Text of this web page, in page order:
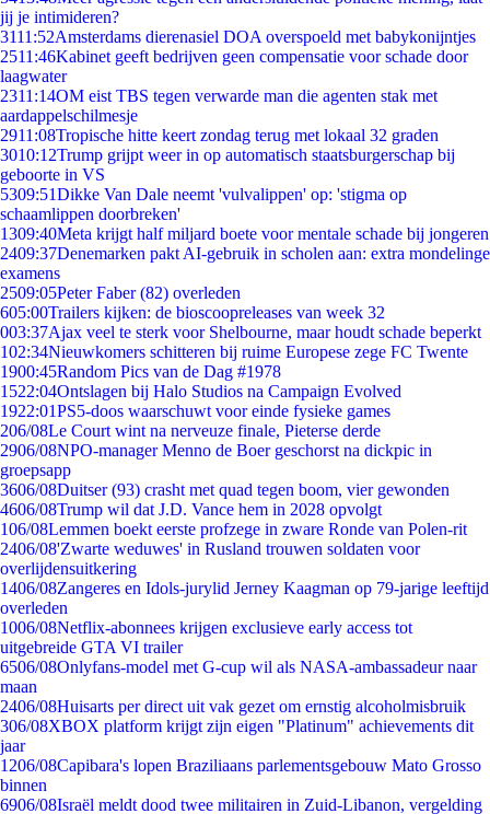
jij je intimideren?
3111:52Amsterdams dierenasiel DOA overspoeld met babykonijntjes
2511:46Kabinet geeft bedrijven geen compensatie voor schade door
laagwater
2311:14OM eist TBS tegen verwarde man die agenten stak met
aardappelschilmesje
2911:08Tropische hitte keert zondag terug met lokaal 32 graden
3010:12Trump grijpt weer in op automatisch staatsburgerschap bij
geboorte in VS
5309:51Dikke Van Dale neemt 'vulvalippen' op: 'stigma op
schaamlippen doorbreken'
1309:40Meta krijgt half miljard boete voor mentale schade bij jongeren
2409:37Denemarken pakt AI-gebruik in scholen aan: extra mondelinge
examens
2509:05Peter Faber (82) overleden
605:00Trailers kijken: de bioscoopreleases van week 32
003:37Ajax veel te sterk voor Shelbourne, maar houdt schade beperkt
102:34Nieuwkomers schitteren bij ruime Europese zege FC Twente
1900:45Random Pics van de Dag #1978
1522:04Ontslagen bij Halo Studios na Campaign Evolved
1922:01PS5-doos waarschuwt voor einde fysieke games
206/08Le Court wint na nerveuze finale, Pieterse derde
2906/08NPO-manager Menno de Boer geschorst na dickpic in
groepsapp
3606/08Duitser (93) crasht met quad tegen boom, vier gewonden
4606/08Trump wil dat J.D. Vance hem in 2028 opvolgt
106/08Lemmen boekt eerste profzege in zware Ronde van Polen-rit
2406/08'Zwarte weduwes' in Rusland trouwen soldaten voor
overlijdensuitkering
1406/08Zangeres en Idols-jurylid Jerney Kaagman op 79-jarige leeftijd
overleden
1006/08Netflix-abonnees krijgen exclusieve early access tot
uitgebreide GTA VI trailer
6506/08Onlyfans-model met G-cup wil als NASA-ambassadeur naar
maan
2406/08Huisarts per direct uit vak gezet om ernstig alcoholmisbruik
306/08XBOX platform krijgt zijn eigen "Platinum" achievements dit
jaar
1206/08Capibara's lopen Braziliaans parlementsgebouw Mato Grosso
binnen
6906/08Israël meldt dood twee militairen in Zuid-Libanon, vergelding